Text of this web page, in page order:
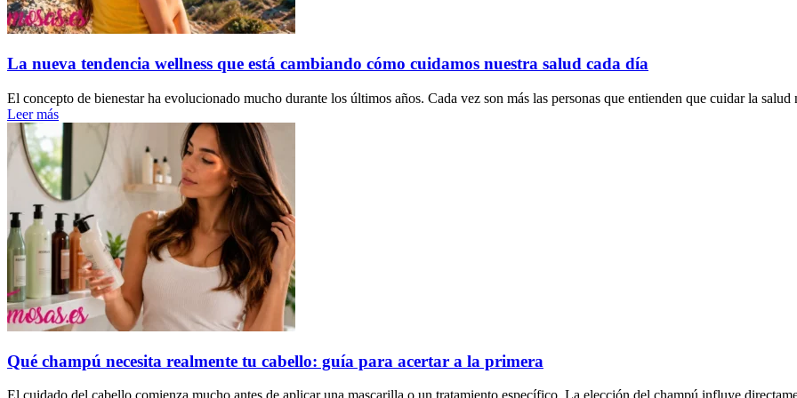
La nueva tendencia wellness que está cambiando cómo cuidamos nuestra salud cada día
El concepto de bienestar ha evolucionado mucho durante los últimos años. Cada vez son más las personas que entienden que cuidar la salud
Leer más
Qué champú necesita realmente tu cabello: guía para acertar a la primera